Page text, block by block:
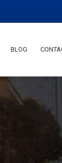
BLOG